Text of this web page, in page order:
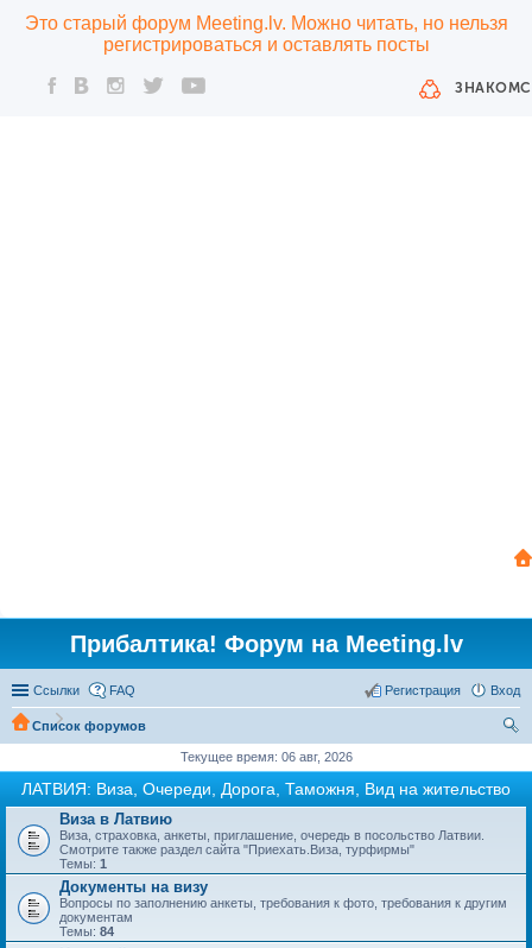
Это старый форум Meeting.lv. Можно читать, но нельзя
регистрироваться и оставлять посты
Прибалтика! Форум на Meeting.lv
Ссылки FAQ Вход
Регистрация
Список форумов
Текущее время: 06 авг, 2026
ЛАТВИЯ: Виза, Очереди, Дорога, Таможня, Вид на жительство
Виза в Латвию
Виза, страховка, анкеты, приглашение, очередь в посольство Латвии.
Смотрите также раздел сайта "Приехать.Виза, турфирмы"
Темы: 1
Документы на визу
Вопросы по заполнению анкеты, требования к фото, требования к другим
документам
Темы: 84